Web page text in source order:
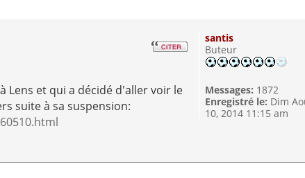
Lens et qui a décidé d'aller voir le
suite à sa suspension:
santis
Buteur
Messages: 1872
Enregistré le: Dim
10, 2014 11:15 am